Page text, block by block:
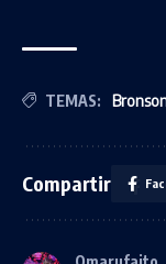
TEMAS:
Compartir